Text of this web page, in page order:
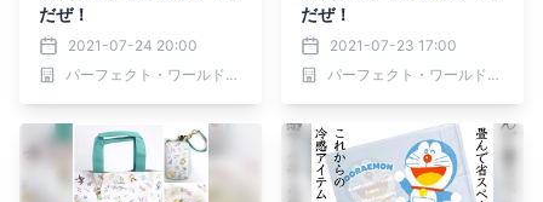
だぜ！
2021-07-24 20:00
パーフェクト・ワールド株式会社
だぜ！
2021-07-23 17:00
パーフェクト・ワールド株式会社